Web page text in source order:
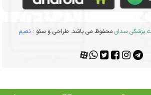
پزشکی سدان محفوظ می باشد. طراحی و سئو :نعیم